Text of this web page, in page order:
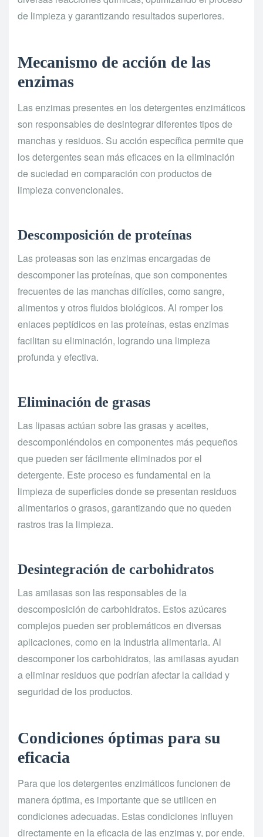
de limpieza y garantizando resultados superiores.
Mecanismo de acción de las
enzimas
Las enzimas presentes en los detergentes enzimáticos
son responsables de desintegrar diferentes tipos de
manchas y residuos. Su acción específica permite que
los detergentes sean más eficaces en la eliminación
de suciedad en comparación con productos de
limpieza convencionales.
Descomposición de proteínas
Las proteasas son las enzimas encargadas de
descomponer las proteínas, que son componentes
frecuentes de las manchas difíciles, como sangre,
alimentos y otros fluidos biológicos. Al romper los
enlaces peptídicos en las proteínas, estas enzimas
facilitan su eliminación, logrando una limpieza
profunda y efectiva.
Eliminación de grasas
Las lipasas actúan sobre las grasas y aceites,
descomponiéndolos en componentes más pequeños
que pueden ser fácilmente eliminados por el
detergente. Este proceso es fundamental en la
limpieza de superficies donde se presentan residuos
alimentarios o grasos, garantizando que no queden
rastros tras la limpieza.
Desintegración de carbohidratos
Las amilasas son las responsables de la
descomposición de carbohidratos. Estos azúcares
complejos pueden ser problemáticos en diversas
aplicaciones, como en la industria alimentaria. Al
descomponer los carbohidratos, las amilasas ayudan
a eliminar residuos que podrían afectar la calidad y
seguridad de los productos.
Condiciones óptimas para su
eficacia
Para que los detergentes enzimáticos funcionen de
manera óptima, es importante que se utilicen en
condiciones adecuadas. Estas condiciones influyen
directamente en la eficacia de las enzimas y, por ende,